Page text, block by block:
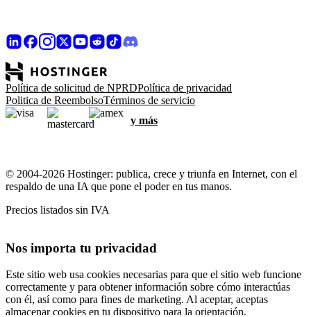
Política de solicitud de NPRDPolítica de privacidad
Politica de ReembolsoTérminos de servicio
y más
© 2004-2026 Hostinger: publica, crece y triunfa en Internet, con el
respaldo de una IA que pone el poder en tus manos.
Precios listados sin IVA
Nos importa tu privacidad
Este sitio web usa cookies necesarias para que el sitio web funcione
correctamente y para obtener información sobre cómo interactúas
con él, así como para fines de marketing. Al aceptar, aceptas
almacenar cookies en tu dispositivo para la orientación,